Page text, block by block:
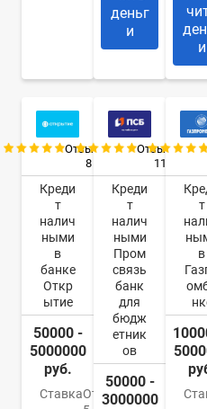
деньг
и
и
Отзывы:
8
Креди
т
налич
ными
в
банке
Откр
ытие
50000 -
5000000
руб.
СтавкаОт
Отзывы:
11
Креди
т
налич
ными
Пром
связь
банк
для
бюдж
етник
ов
50000 -
3000000
т
в